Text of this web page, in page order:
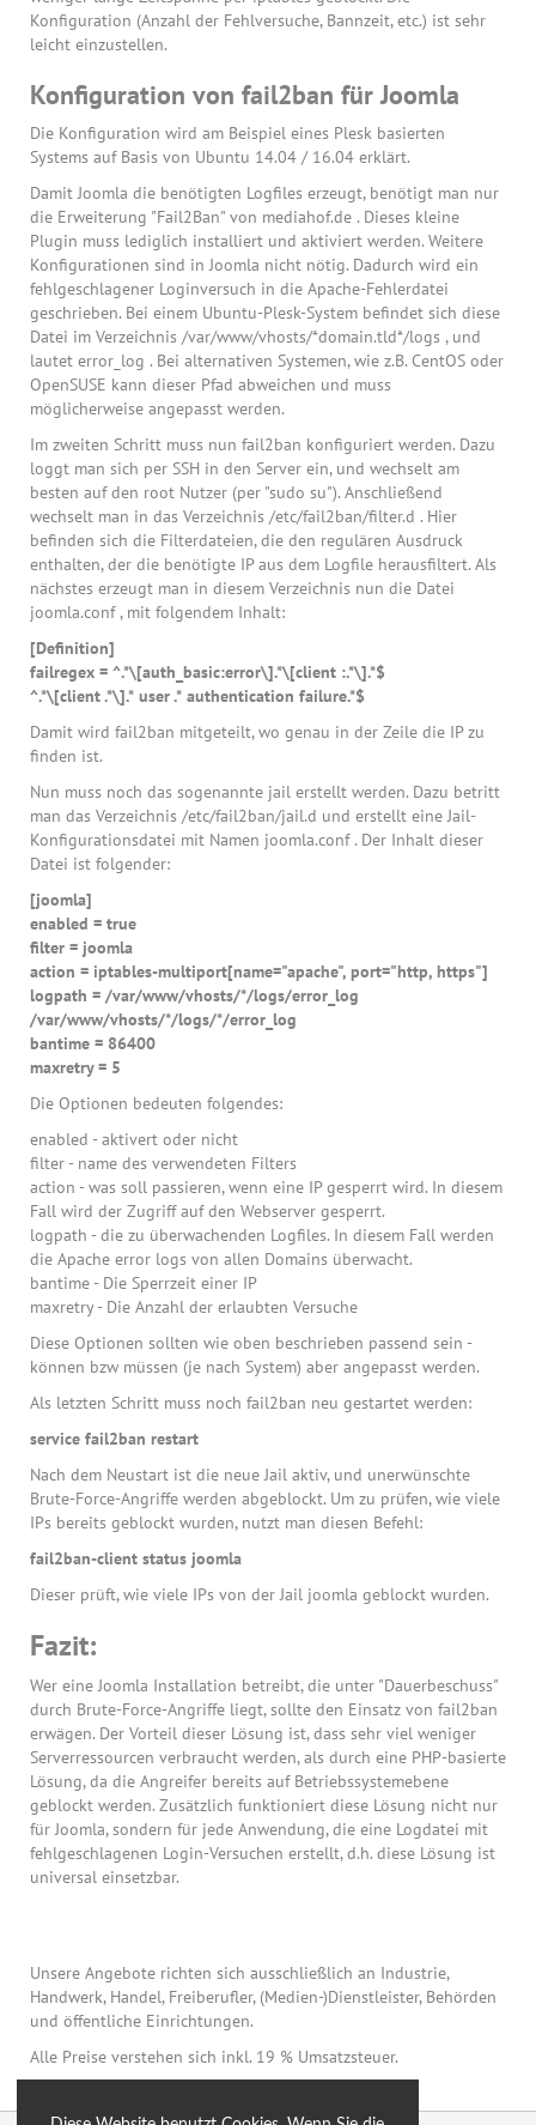
Konfiguration (Anzahl der Fehlversuche, Bannzeit, etc.) ist sehr
leicht einzustellen.
Konfiguration von fail2ban für Joomla
Die Konfiguration wird am Beispiel eines Plesk basierten
Systems auf Basis von Ubuntu 14.04 / 16.04 erklärt.
Damit Joomla die benötigten Logfiles erzeugt, benötigt man nur
die Erweiterung "Fail2Ban" von mediahof.de . Dieses kleine
Plugin muss lediglich installiert und aktiviert werden. Weitere
Konfigurationen sind in Joomla nicht nötig. Dadurch wird ein
fehlgeschlagener Loginversuch in die Apache-Fehlerdatei
geschrieben. Bei einem Ubuntu-Plesk-System befindet sich diese
Datei im Verzeichnis /var/www/vhosts/*domain.tld*/logs , und
lautet error_log . Bei alternativen Systemen, wie z.B. CentOS oder
OpenSUSE kann dieser Pfad abweichen und muss
möglicherweise angepasst werden.
Im zweiten Schritt muss nun fail2ban konfiguriert werden. Dazu
loggt man sich per SSH in den Server ein, und wechselt am
besten auf den root Nutzer (per "sudo su"). Anschließend
wechselt man in das Verzeichnis /etc/fail2ban/filter.d . Hier
befinden sich die Filterdateien, die den regulären Ausdruck
enthalten, der die benötigte IP aus dem Logfile herausfiltert. Als
nächstes erzeugt man in diesem Verzeichnis nun die Datei
joomla.conf , mit folgendem Inhalt:
[Definition]
failregex = ^.*\[auth_basic:error\].*\[client :.*\].*$
^.*\[client.*\].* user .* authentication failure.*$
Damit wird fail2ban mitgeteilt, wo genau in der Zeile die IP zu
finden ist.
Nun muss noch das sogenannte jail erstellt werden. Dazu betritt
man das Verzeichnis /etc/fail2ban/jail.d und erstellt eine Jail-
Konfigurationsdatei mit Namen joomla.conf . Der Inhalt dieser
Datei ist folgender:
[joomla]
enabled = true
filter = joomla
action = iptables-multiport[name="apache", port="http, https"]
logpath = /var/www/vhosts/*/logs/error_log
/var/www/vhosts/*/logs/*/error_log
bantime = 86400
maxretry = 5
Die Optionen bedeuten folgendes:
enabled - aktivert oder nicht
filter - name des verwendeten Filters
action - was soll passieren, wenn eine IP gesperrt wird. In diesem
Fall wird der Zugriff auf den Webserver gesperrt.
logpath - die zu überwachenden Logfiles. In diesem Fall werden
die Apache error logs von allen Domains überwacht.
bantime - Die Sperrzeit einer IP
maxretry - Die Anzahl der erlaubten Versuche
Diese Optionen sollten wie oben beschrieben passend sein -
können bzw müssen (je nach System) aber angepasst werden.
Als letzten Schritt muss noch fail2ban neu gestartet werden:
service fail2ban restart
Nach dem Neustart ist die neue Jail aktiv, und unerwünschte
Brute-Force-Angriffe werden abgeblockt. Um zu prüfen, wie viele
IPs bereits geblockt wurden, nutzt man diesen Befehl:
fail2ban-client status joomla
Dieser prüft, wie viele IPs von der Jail joomla geblockt wurden.
Fazit:
Wer eine Joomla Installation betreibt, die unter "Dauerbeschuss"
durch Brute-Force-Angriffe liegt, sollte den Einsatz von fail2ban
erwägen. Der Vorteil dieser Lösung ist, dass sehr viel weniger
Serverressourcen verbraucht werden, als durch eine PHP-basierte
Lösung, da die Angreifer bereits auf Betriebssystemebene
geblockt werden. Zusätzlich funktioniert diese Lösung nicht nur
für Joomla, sondern für jede Anwendung, die eine Logdatei mit
fehlgeschlagenen Login-Versuchen erstellt, d.h. diese Lösung ist
universal einsetzbar.
Unsere Angebote richten sich ausschließlich an Industrie,
Handwerk, Handel, Freiberufler, (Medien-)Dienstleister, Behörden
und öffentliche Einrichtungen.
Alle Preise verstehen sich inkl. 19 % Umsatzsteuer.